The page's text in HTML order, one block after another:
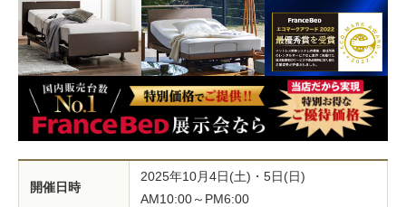
開催日時
2025年10月4日(土)・5日(日)
AM10:00～PM6:00